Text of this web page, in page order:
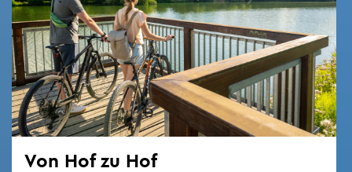
Von Hof zu Hof